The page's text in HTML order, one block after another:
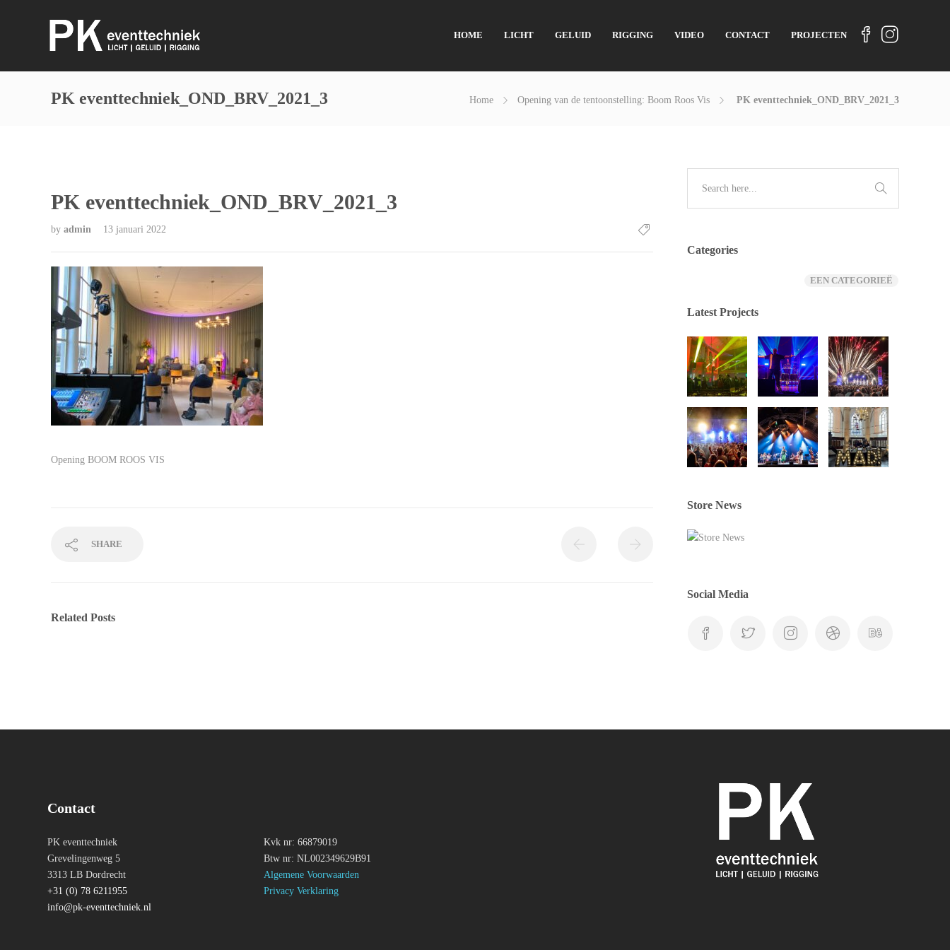
HOME LICHT GELUID RIGGING VIDEO CONTACT PROJECTEN
PK eventtechniek_OND_BRV_2021_3 Home Opening van de tentoonstelling: Boom Roos Vis PK eventtechniek_OND_BRV_2021_3
PK eventtechniek_OND_BRV_2021_3
by admin 13 januari 2022
Opening BOOM ROOS VIS
SHARE
Related Posts
Categories
EEN CATEGORIEË
Latest Projects
Store News
Social Media
Contact
PK eventtechniek
Grevelingenweg 5
3313 LB Dordrecht
+31 (0) 78 6211955
info@pk-eventtechniek.nl
Kvk nr: 66879019
Btw nr: NL002349629B91
Algemene Voorwaarden
Privacy Verklaring